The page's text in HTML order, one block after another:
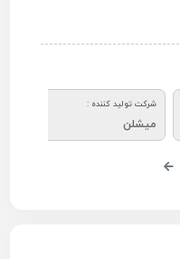
شرکت تولید کننده :
میشلن